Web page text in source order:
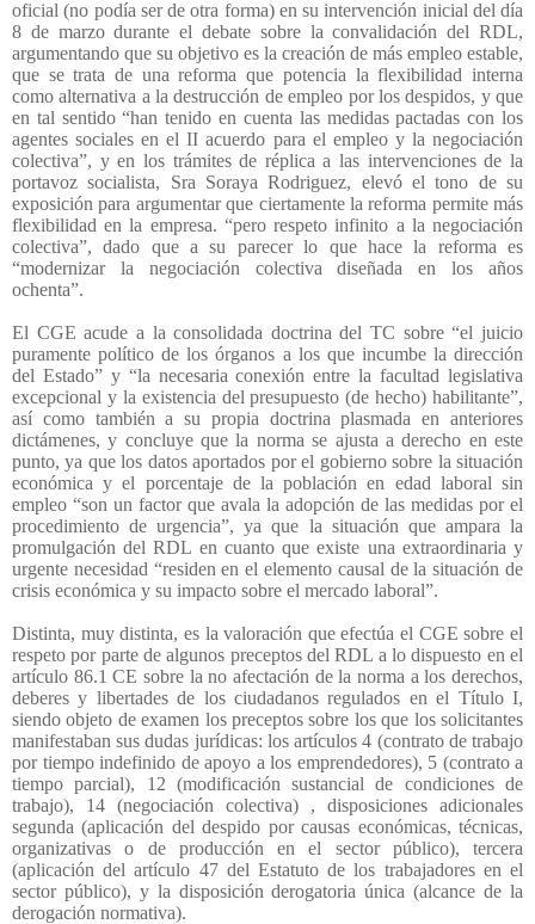
oficial (no podía ser de otra forma) en su intervención inicial del día
8 de marzo durante el debate sobre la convalidación del RDL,
argumentando que su objetivo es la creación de más empleo estable,
que se trata de una reforma que potencia la flexibilidad interna
como alternativa a la destrucción de empleo por los despidos, y que
en tal sentido “han tenido en cuenta las medidas pactadas con los
agentes sociales en el II acuerdo para el empleo y la negociación
colectiva”, y en los trámites de réplica a las intervenciones de la
portavoz socialista, Sra Soraya Rodriguez, elevó el tono de su
exposición para argumentar que ciertamente la reforma permite más
flexibilidad en la empresa. “pero respeto infinito a la negociación
colectiva”, dado que a su parecer lo que hace la reforma es
“modernizar la negociación colectiva diseñada en los años
ochenta”.
El CGE acude a la consolidada doctrina del TC sobre “el juicio
puramente político de los órganos a los que incumbe la dirección
del Estado” y “la necesaria conexión entre la facultad legislativa
excepcional y la existencia del presupuesto (de hecho) habilitante”,
así como también a su propia doctrina plasmada en anteriores
dictámenes, y concluye que la norma se ajusta a derecho en este
punto, ya que los datos aportados por el gobierno sobre la situación
económica y el porcentaje de la población en edad laboral sin
empleo “son un factor que avala la adopción de las medidas por el
procedimiento de urgencia”, ya que la situación que ampara la
promulgación del RDL en cuanto que existe una extraordinaria y
urgente necesidad “residen en el elemento causal de la situación de
crisis económica y su impacto sobre el mercado laboral”.
Distinta, muy distinta, es la valoración que efectúa el CGE sobre el
respeto por parte de algunos preceptos del RDL a lo dispuesto en el
artículo 86.1 CE sobre la no afectación de la norma a los derechos,
deberes y libertades de los ciudadanos regulados en el Título I,
siendo objeto de examen los preceptos sobre los que los solicitantes
manifestaban sus dudas jurídicas: los artículos 4 (contrato de trabajo
por tiempo indefinido de apoyo a los emprendedores), 5 (contrato a
tiempo parcial), 12 (modificación sustancial de condiciones de
trabajo), 14 (negociación colectiva) , disposiciones adicionales
segunda (aplicación del despido por causas económicas, técnicas,
organizativas o de producción en el sector público), tercera
(aplicación del artículo 47 del Estatuto de los trabajadores en el
sector público), y la disposición derogatoria única (alcance de la
derogación normativa).